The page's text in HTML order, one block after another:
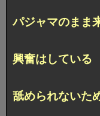
パジャマのま
興奮はしてい
舐められないた